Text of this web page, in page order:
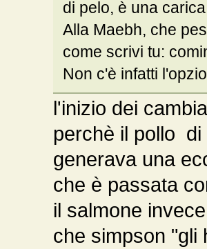
di pelo, è una
Alla Maebh, che
come scrivi tu:
Non c'è infatti
l'inizio dei
perchè il pollo di
generava una
che è passata
il salmone
che simpson "gli